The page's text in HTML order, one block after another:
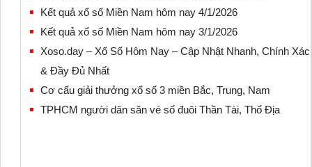
Kết quả xổ số Miền Nam hôm nay 4/1/2026
Kết quả xổ số Miền Nam hôm nay 3/1/2026
Xoso.day – Xổ Số Hôm Nay – Cập Nhật Nhanh, Chính Xác
& Đầy Đủ Nhất
Cơ cấu giải thưởng xổ số 3 miền Bắc, Trung, Nam
TPHCM người dân săn vé số đuôi Thần Tài, Thổ Địa